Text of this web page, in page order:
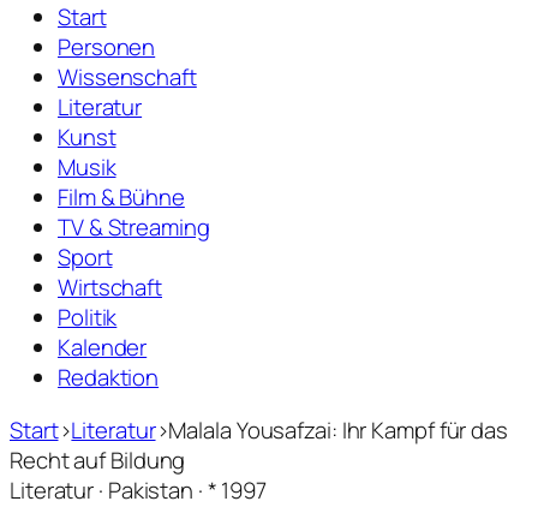
Start
Personen
Wissenschaft
Literatur
Kunst
Musik
Film & Bühne
TV & Streaming
Sport
Wirtschaft
Politik
Kalender
Redaktion
Start›Literatur›Malala Yousafzai: Ihr Kampf für das
Recht auf Bildung
Literatur · Pakistan · * 1997